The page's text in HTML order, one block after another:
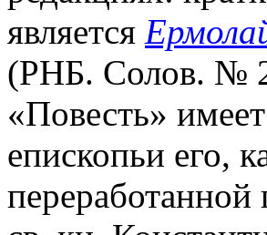
является
(РНБ. Солов. №
«Повесть»
епископьи его,